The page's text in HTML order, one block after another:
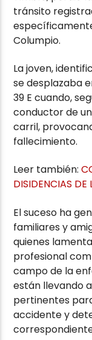
tránsito
Columpio.
La joven,
se desplazaba
39 E cuando,
conductor de
carril,
fallecimiento.
Leer también:
DISIDENCIAS DE
El suceso ha
familiares y
quienes
profesional
campo de la
están llevando
pertinentes
accidente y